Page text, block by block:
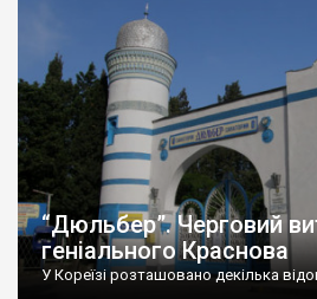
“Дюльбер”. Черговий
геніального Краснова
У Кореїзі розташовано декілька